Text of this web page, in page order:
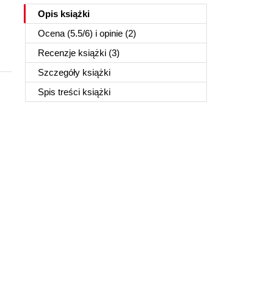
Opis książki
Ocena (5.5/6) i opinie (2)
Recenzje książki (3)
Szczegóły książki
Spis treści książki